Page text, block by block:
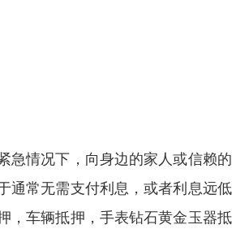
急情况下，向身边的家人或信赖
通常无需支付利息，或者利息远
，车辆抵押，手表钻石黄金玉器